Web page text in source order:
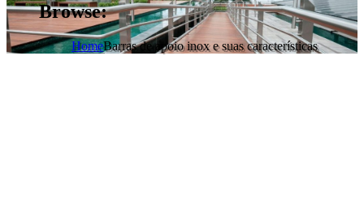
Browse:
HomeBarras de apoio inox e suas características